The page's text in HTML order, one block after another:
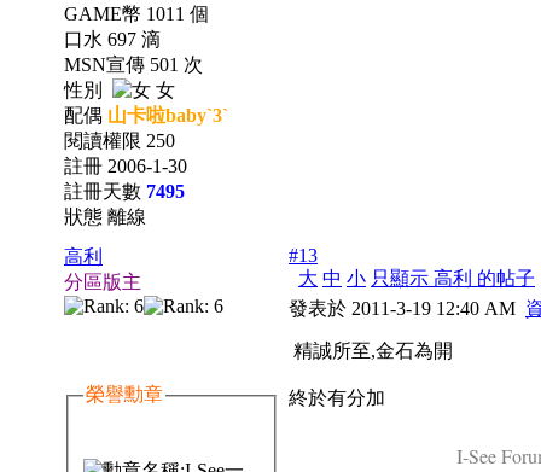
GAME幣 1011 個
口水 697 滴
MSN宣傳 501 次
性別
女
配偶 山卡啦baby`3`
閱讀權限 250
註冊 2006-1-30
註冊天數 7495
狀態 離線
高利
分區版主
榮譽勳章
#13
大 中 小 只顯示 高利 的帖子
發表於 2011-3-19 12:40 AM
精誠所至,金石為開
終於有分加
I-See